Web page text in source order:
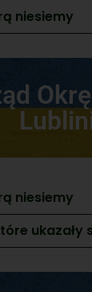
niesiemy
niesiemy
ukazały